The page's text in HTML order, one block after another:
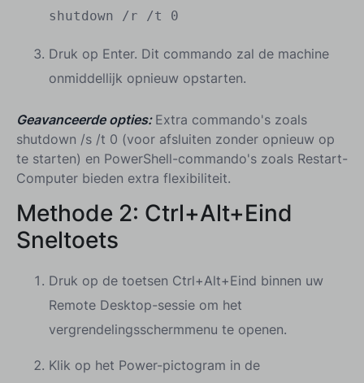
shutdown /r /t 0
Druk op Enter. Dit commando zal de machine
onmiddellijk opnieuw opstarten.
Geavanceerde opties: Extra commando's zoals
shutdown /s /t 0 (voor afsluiten zonder opnieuw op
te starten) en PowerShell-commando's zoals Restart-
Computer bieden extra flexibiliteit.
Methode 2: Ctrl+Alt+Eind
Sneltoets
Druk op de toetsen Ctrl+Alt+Eind binnen uw
Remote Desktop-sessie om het
vergrendelingsschermmenu te openen.
Klik op het Power-pictogram in de